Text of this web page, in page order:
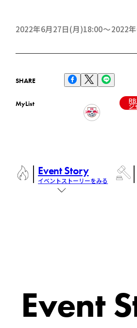
2022年6月27日(月)18:00 2022
SHARE
MyList ジ
Event Story
イベントストーリーをみる
Event